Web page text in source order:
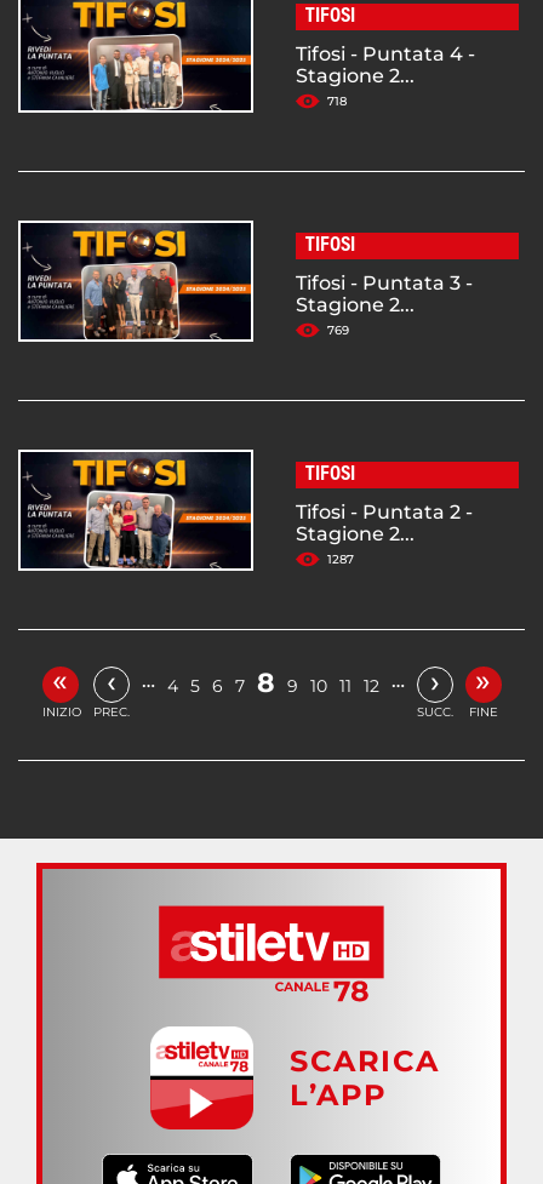
TIFOSI
Tifosi - Puntata 4 -
Stagione 2...
718
TIFOSI
Tifosi - Puntata 3 -
Stagione 2...
769
TIFOSI
Tifosi - Puntata 2 -
Stagione 2...
1287
«
INIZIO
‹
PREC.
… 4 5 6 7 8 9 10 11 12 … ›
SUCC.
»
FINE
SCARICA
L’APP